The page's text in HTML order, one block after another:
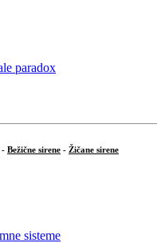
- Bežične sirene - Žičane sirene